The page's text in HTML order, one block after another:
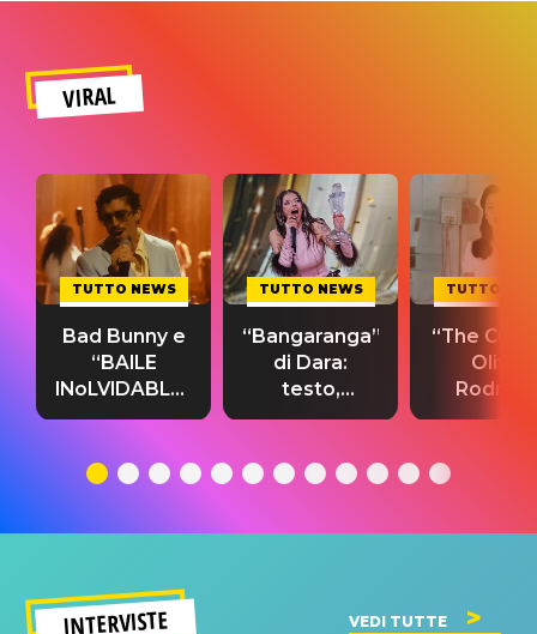
VIRAL
TUTTO NEWS
Bad Bunny e
“BAILE
INoLVIDABLE”:
testo,
significato
TUTTO NEWS
“Bangaranga”
di Dara:
testo,
traduzione e
del singolo
TUTTO
“The
Olivia
testo,
INTERVISTE VEDI TUTTE